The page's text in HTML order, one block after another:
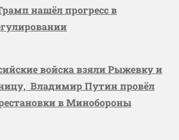
нашёл прогресс в
войска взяли Рыжевку и
Владимир Путин провёл
в Минобороны